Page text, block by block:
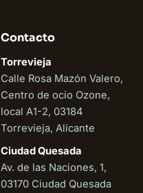
Contacto
Torrevieja
Calle Rosa Mazón Valero,
Centro de ocio Ozone,
local A1-2, 03184
Torrevieja, Alicante
Ciudad Quesada
Av. de las Naciones, 1,
03170 Ciudad Quesada